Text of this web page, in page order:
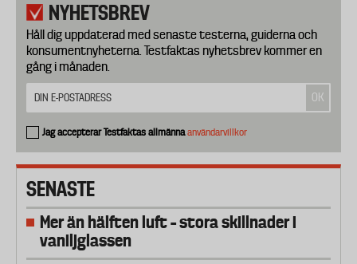
NYHETSBREV
Håll dig uppdaterad med senaste testerna, guiderna och
konsumentnyheterna. Testfaktas nyhetsbrev kommer en
gång i månaden.
Jag accepterar Testfaktas allmännaanvändarvillkor
SENASTE
Mer än hälften luft – stora skillnader i
vaniljglassen